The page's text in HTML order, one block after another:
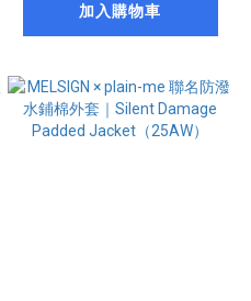
加入購物車